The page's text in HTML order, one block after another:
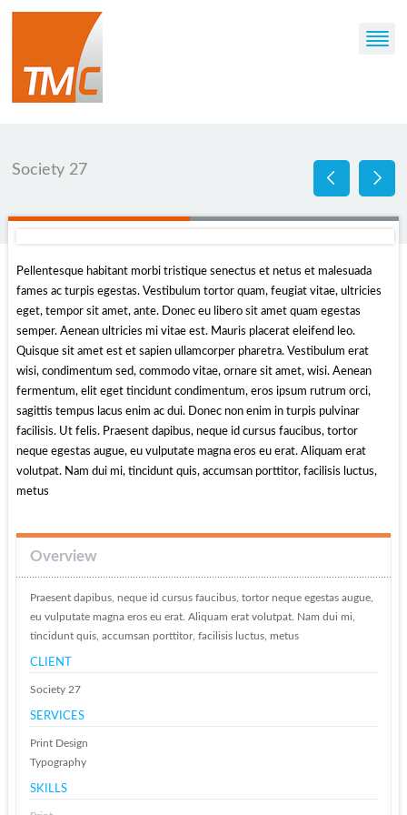
Society 27
Pellentesque habitant morbi tristique senectus et netus et malesuada
fames ac turpis egestas. Vestibulum tortor quam, feugiat vitae, ultricies
eget, tempor sit amet, ante. Donec eu libero sit amet quam egestas
semper. Aenean ultricies mi vitae est. Mauris placerat eleifend leo.
Quisque sit amet est et sapien ullamcorper pharetra. Vestibulum erat
wisi, condimentum sed, commodo vitae, ornare sit amet, wisi. Aenean
fermentum, elit eget tincidunt condimentum, eros ipsum rutrum orci,
sagittis tempus lacus enim ac dui. Donec non enim in turpis pulvinar
facilisis. Ut felis. Praesent dapibus, neque id cursus faucibus, tortor
neque egestas augue, eu vulputate magna eros eu erat. Aliquam erat
volutpat. Nam dui mi, tincidunt quis, accumsan porttitor, facilisis luctus,
metus
Overview
Praesent dapibus, neque id cursus faucibus, tortor neque egestas augue,
eu vulputate magna eros eu erat. Aliquam erat volutpat. Nam dui mi,
tincidunt quis, accumsan porttitor, facilisis luctus, metus
CLIENT
Society 27
SERVICES
Print Design
Typography
SKILLS